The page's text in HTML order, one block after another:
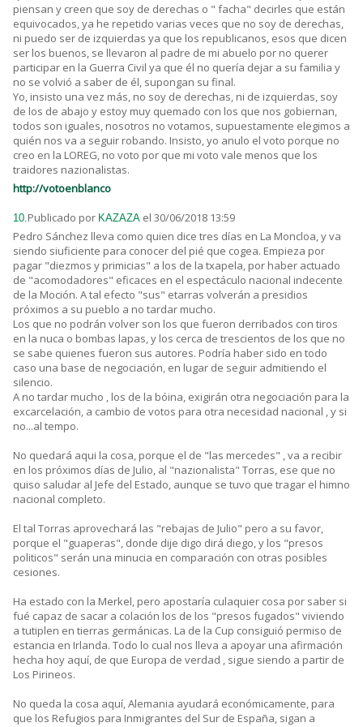
piensan y creen que soy de derechas o " facha" decirles que están
equivocados, ya he repetido varias veces que no soy de derechas,
ni puedo ser de izquierdas ya que los republicanos, esos que dicen
ser los buenos, se llevaron al padre de mi abuelo por no querer
participar en la Guerra Civil ya que él no quería dejar a su familia y
no se volvió a saber de él, supongan su final.
Yo, insisto una vez más, no soy de derechas, ni de izquierdas, soy
de los de abajo y estoy muy quemado con los que nos gobiernan,
todos son iguales, nosotros no votamos, supuestamente elegimos a
quién nos va a seguir robando. Insisto, yo anulo el voto porque no
creo en la LOREG, no voto por que mi voto vale menos que los
traidores nazionalistas.
http://votoenblanco
10.Publicado por KAZAZA el 30/06/2018 13:59
Pedro Sánchez lleva como quien dice tres días en La Moncloa, y va
siendo siuficiente para conocer del pié que cogea. Empieza por
pagar "diezmos y primicias" a los de la txapela, por haber actuado
de "acomodadores" eficaces en el espectáculo nacional indecente
de la Moción. A tal efecto "sus" etarras volverán a presidios
próximos a su pueblo a no tardar mucho.
Los que no podrán volver son los que fueron derribados con tiros
en la nuca o bombas lapas, y los cerca de trescientos de los que no
se sabe quienes fueron sus autores. Podría haber sido en todo
caso una base de negociación, en lugar de seguir admitiendo el
silencio.
A no tardar mucho , los de la bóina, exigirán otra negociación para la
excarcelación, a cambio de votos para otra necesidad nacional , y si
no...al tempo.
No quedará aqui la cosa, porque el de "las mercedes" , va a recibir
en los próximos días de Julio, al "nazionalista" Torras, ese que no
quiso saludar al Jefe del Estado, aunque se tuvo que tragar el himno
nacional completo.
El tal Torras aprovechará las "rebajas de Julio" pero a su favor,
porque el "guaperas", donde dije digo dirá diego, y los "presos
politicos" serán una minucia en comparación con otras posibles
cesiones.
Ha estado con la Merkel, pero apostaría culaquier cosa por saber si
fué capaz de sacar a colación los de los "presos fugados" viviendo
a tutiplen en tierras germánicas. La de la Cup consiguió permiso de
estancia en Irlanda. Todo lo cual nos lleva a apoyar una afirmación
hecha hoy aquí, de que Europa de verdad , sigue siendo a partir de
Los Pirineos.
No queda la cosa aquí, Alemania ayudará económicamente, para
que los Refugios para Inmigrantes del Sur de España, sigan a